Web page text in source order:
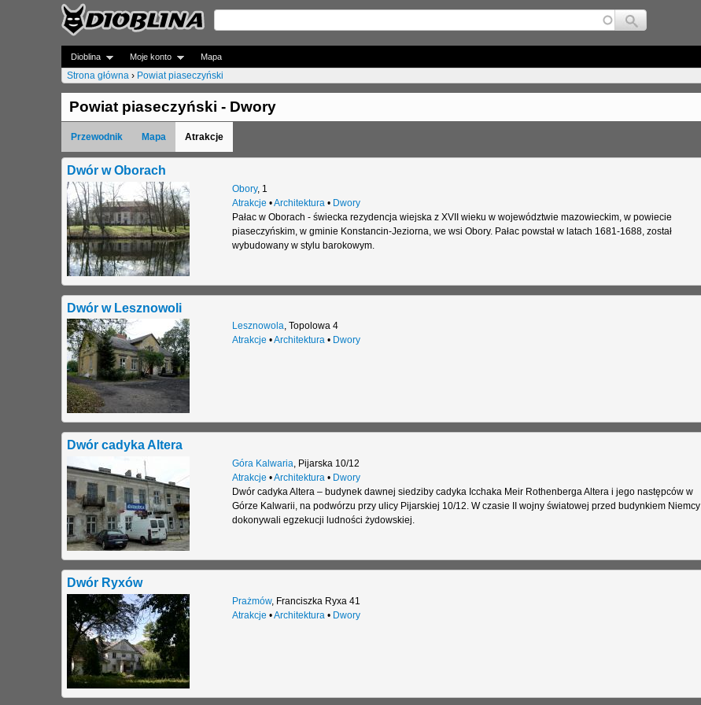
Jump to navigation
Dioblina Moje konto Mapa
J
e
s
t
e
ś
t
u
t
a
j
Strona główna › Powiat piaseczyński
Powiat piaseczyński - Dwory
Przewodnik Mapa Atrakcje
Dwór w Oborach
Obory, 1
Atrakcje •Architektura • Dwory
Pałac w Oborach - świecka rezydencja wiejska z XVII wieku w województwie mazowieckim, w powiecie
piaseczyńskim, w gminie Konstancin-Jeziorna, we wsi Obory. Pałac powstał w latach 1681-1688, został
wybudowany w stylu barokowym.
Dwór w Lesznowoli
Lesznowola, Topolowa 4
Atrakcje •Architektura• Dwory
Dwór cadyka Altera
Góra Kalwaria, Pijarska 10/12
Atrakcje •Architektura• Dwory
Dwór cadyka Altera – budynek dawnej siedziby cadyka Icchaka Meir Rothenberga Altera i jego następców w
Górze Kalwarii, na podwórzu przy ulicy Pijarskiej 10/12. W czasie II wojny światowej przed budynkiem Niemcy
dokonywali egzekucji ludności żydowskiej.
Dwór Ryxów
Prażmów, Franciszka Ryxa 41
Atrakcje •Architektura• Dwory